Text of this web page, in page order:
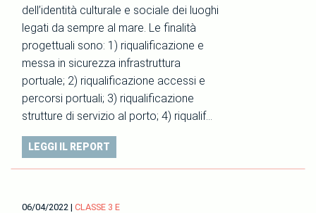
dell’identità culturale e sociale dei luoghi
legati da sempre al mare. Le finalità
progettuali sono: 1) riqualificazione e
messa in sicurezza infrastruttura
portuale; 2) riqualificazione accessi e
percorsi portuali; 3) riqualificazione
strutture di servizio al porto; 4) riqualif…
LEGGI IL REPORT
06/04/2022 | CLASSE 3 E